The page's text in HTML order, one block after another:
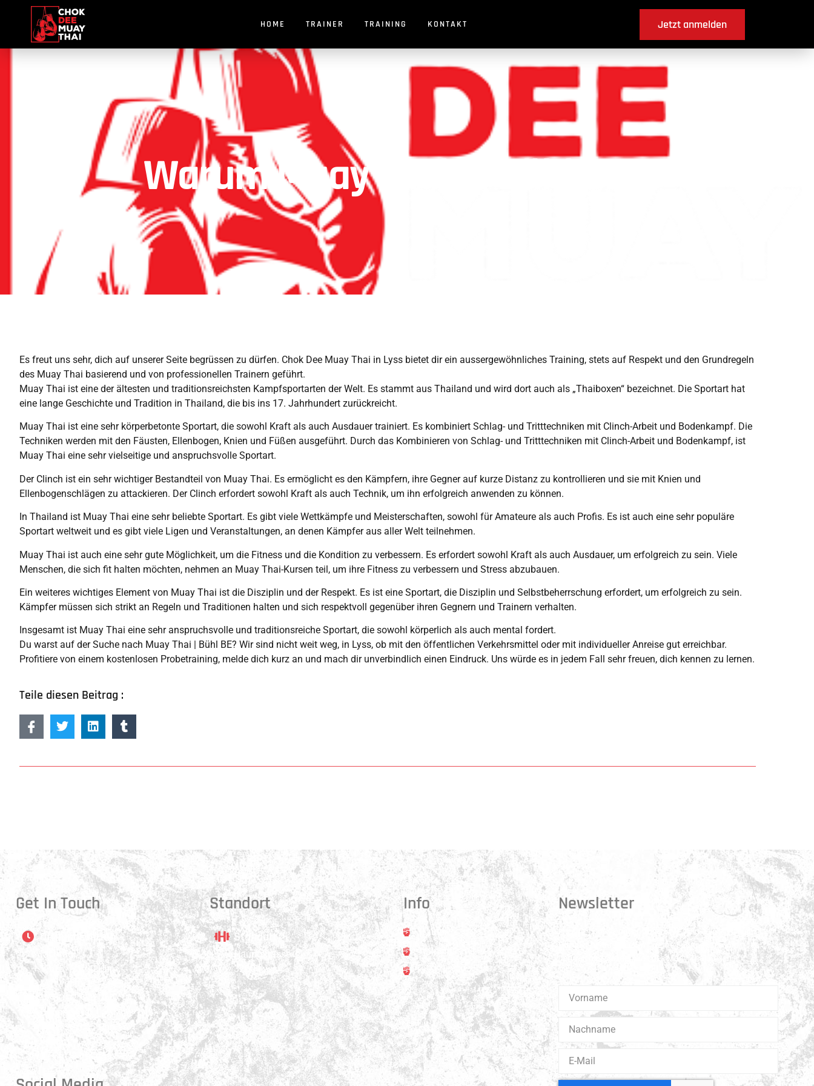
HOME TRAINER TRAINING KONTAKT Jetzt anmelden
Warum Muay Thai in Bühl BE ?
Es freut uns sehr, dich auf unserer Seite begrüssen zu dürfen. Chok Dee Muay Thai in Lyss bietet dir ein aussergewöhnliches Training, stets auf Respekt und den Grundregeln
des Muay Thai basierend und von professionellen Trainern geführt.
Muay Thai ist eine der ältesten und traditionsreichsten Kampfsportarten der Welt. Es stammt aus Thailand und wird dort auch als „Thaiboxen“ bezeichnet. Die Sportart hat
eine lange Geschichte und Tradition in Thailand, die bis ins 17. Jahrhundert zurückreicht.
Muay Thai ist eine sehr körperbetonte Sportart, die sowohl Kraft als auch Ausdauer trainiert. Es kombiniert Schlag- und Tritttechniken mit Clinch-Arbeit und Bodenkampf. Die
Techniken werden mit den Fäusten, Ellenbogen, Knien und Füßen ausgeführt. Durch das Kombinieren von Schlag- und Tritttechniken mit Clinch-Arbeit und Bodenkampf, ist
Muay Thai eine sehr vielseitige und anspruchsvolle Sportart.
Der Clinch ist ein sehr wichtiger Bestandteil von Muay Thai. Es ermöglicht es den Kämpfern, ihre Gegner auf kurze Distanz zu kontrollieren und sie mit Knien und
Ellenbogenschlägen zu attackieren. Der Clinch erfordert sowohl Kraft als auch Technik, um ihn erfolgreich anwenden zu können.
In Thailand ist Muay Thai eine sehr beliebte Sportart. Es gibt viele Wettkämpfe und Meisterschaften, sowohl für Amateure als auch Profis. Es ist auch eine sehr populäre
Sportart weltweit und es gibt viele Ligen und Veranstaltungen, an denen Kämpfer aus aller Welt teilnehmen.
Muay Thai ist auch eine sehr gute Möglichkeit, um die Fitness und die Kondition zu verbessern. Es erfordert sowohl Kraft als auch Ausdauer, um erfolgreich zu sein. Viele
Menschen, die sich fit halten möchten, nehmen an Muay Thai-Kursen teil, um ihre Fitness zu verbessern und Stress abzubauen.
Ein weiteres wichtiges Element von Muay Thai ist die Disziplin und der Respekt. Es ist eine Sportart, die Disziplin und Selbstbeherrschung erfordert, um erfolgreich zu sein.
Kämpfer müssen sich strikt an Regeln und Traditionen halten und sich respektvoll gegenüber ihren Gegnern und Trainern verhalten.
Insgesamt ist Muay Thai eine sehr anspruchsvolle und traditionsreiche Sportart, die sowohl körperlich als auch mental fordert.
Du warst auf der Suche nach Muay Thai | Bühl BE? Wir sind nicht weit weg, in Lyss, ob mit den öffentlichen Verkehrsmittel oder mit individueller Anreise gut erreichbar.
Profitiere von einem kostenlosen Probetraining, melde dich kurz an und mach dir unverbindlich einen Eindruck. Uns würde es in jedem Fall sehr freuen, dich kennen zu lernen.
Teile diesen Beitrag :
Get In Touch
Öffnungszeiten
Montag:
17:15 - 21:00 Uhr
Mittwoch:
17:30 - 21:00 Uhr
Donnerstag:
17:15 - 18:45 Uhr
Freitag:
17:30 - 21:00 Uhr
Standort
Standort
Hauptstrasse 31
3250 Lyss
Info
Trainer
Training
Kontakt
Newsletter
Erhalte 1x pro Quartal unsere News in dein Postfach.
Darüber hinaus teilen wir gerne Spannendes und
Lehrreiches aus der Welt des Muay Thai Boxen.